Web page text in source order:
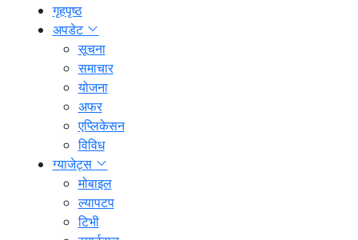
गृहपृष्ठ
अपडेट
सूचना
समाचार
योजना
अफर
एप्लिकेसन
विविध
ग्याजेट्स
मोबाइल
ल्यापटप
टिभी